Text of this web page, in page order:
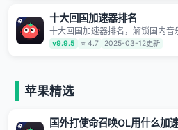
明日方舟、战双帕弥什、sky光·遇
内各种服务,回国加速器致力于帮助
港澳台地区用户提供最好的回国
务，可以在海外或港澳台地区流畅
等主流网站应用解除限制，带你穿
有上百万用户，用户整体好评95%
十大回国加速器排名
十大回国加速器排名，解锁国内音
不卡，高清秒开. 有效降低国服游
应用访问速度 ; 独创加速黑科技 ·
v9.9.5 ⭐ 4.7 2025-03-12更新
苹果精选
国外打使命召唤OL用什么加